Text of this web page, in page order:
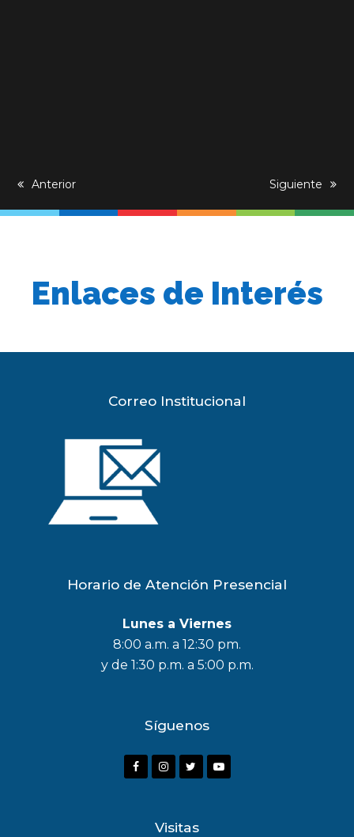
previous
Anterior
next
Siguiente
Enlaces de Interés
Correo Institucional
Horario de Atención Presencial
Lunes a Viernes
8:00 a.m. a 12:30 pm.
y de 1:30 p.m. a 5:00 p.m.
Síguenos
F
I
Y
Visitas